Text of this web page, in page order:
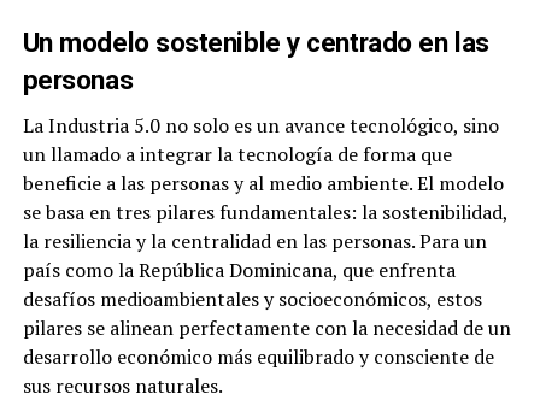
Un modelo sostenible y centrado en las
personas
La Industria 5.0 no solo es un avance tecnológico, sino
un llamado a integrar la tecnología de forma que
beneficie a las personas y al medio ambiente. El modelo
se basa en tres pilares fundamentales: la sostenibilidad,
la resiliencia y la centralidad en las personas. Para un
país como la República Dominicana, que enfrenta
desafíos medioambientales y socioeconómicos, estos
pilares se alinean perfectamente con la necesidad de un
desarrollo económico más equilibrado y consciente de
sus recursos naturales.